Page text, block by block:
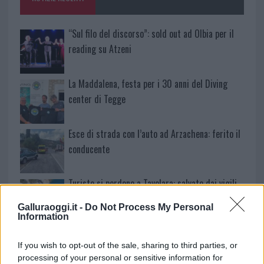
Galluraoggi.it - Do Not Process My Personal
Information
If you wish to opt-out of the sale, sharing to third parties, or
processing of your personal or sensitive information for
k
“Sul filo del discorso”: sold out ad Olbia per il
reading su Atzeni
La Maddalena, festa per i 30 anni del Diving
center di Tegge
Esce di strada con l’auto ad Arzachena: ferito il
conducente
Turiste si perdono a Tavolara: salvate dai vigili
Gallura